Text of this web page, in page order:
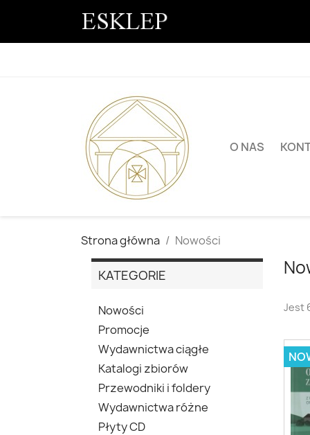
O NAS
Strona główna Nowości
KATEGORIE
Nowości
Promocje
Wydawnictwa ciągłe
Katalogi zbiorów
Przewodniki i foldery
Wydawnictwa różne
Płyty CD
Jest